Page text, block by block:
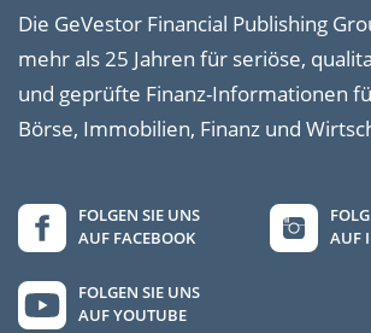
Die GeVestor Financial Publishing
mehr als 25 Jahren für seriöse,
und geprüfte Finanz-Informationen
Börse, Immobilien, Finanz und
FOLGEN SIE UNS
AUF FACEBOOK
AUF
FOLGEN SIE UNS
AUF YOUTUBE